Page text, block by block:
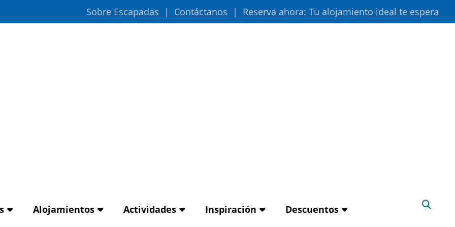
Sobre Escapadas Contáctanos Reserva ahora: Tu alojamiento ideal te espera
Alojamientos Actividades Inspiración Descuentos